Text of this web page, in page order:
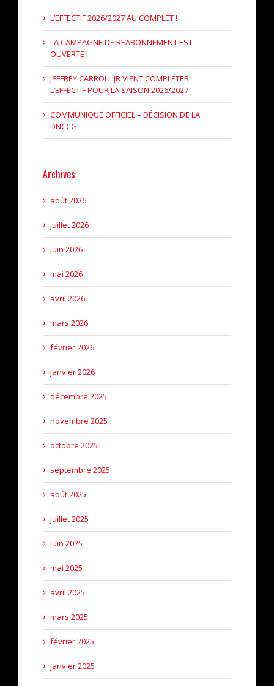
L’EFFECTIF 2026/2027 AU COMPLET !
LA CAMPAGNE DE RÉABONNEMENT EST
OUVERTE !
JEFFREY CARROLL JR VIENT COMPLÉTER
L’EFFECTIF POUR LA SAISON 2026/2027
COMMUNIQUÉ OFFICIEL – DÉCISION DE LA
DNCCG
Archives
août 2026
juillet 2026
juin 2026
mai 2026
avril 2026
mars 2026
février 2026
janvier 2026
décembre 2025
novembre 2025
octobre 2025
septembre 2025
août 2025
juillet 2025
juin 2025
mai 2025
avril 2025
mars 2025
février 2025
janvier 2025